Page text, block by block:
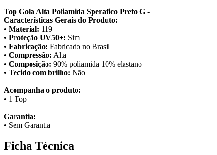
Top Gola Alta Poliamida Sperafico Preto G -
Características Gerais do Produto:
• Material: 119
• Proteção UV50+: Sim
• Fabricação: Fabricado no Brasil
• Compressão: Alta
• Composição: 90% poliamida 10% elastano
• Tecido com brilho: Não
Acompanha o produto:
• 1 Top
Garantia:
• Sem Garantia
Ficha Técnica